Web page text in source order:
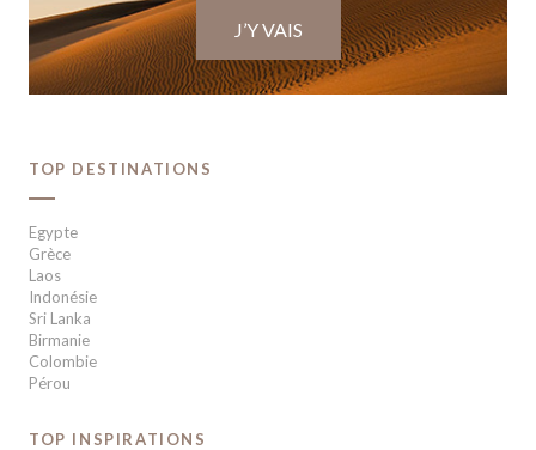
J’Y VAIS
TOP DESTINATIONS
Egypte
Grèce
Laos
Indonésie
Sri Lanka
Birmanie
Colombie
Pérou
TOP INSPIRATIONS